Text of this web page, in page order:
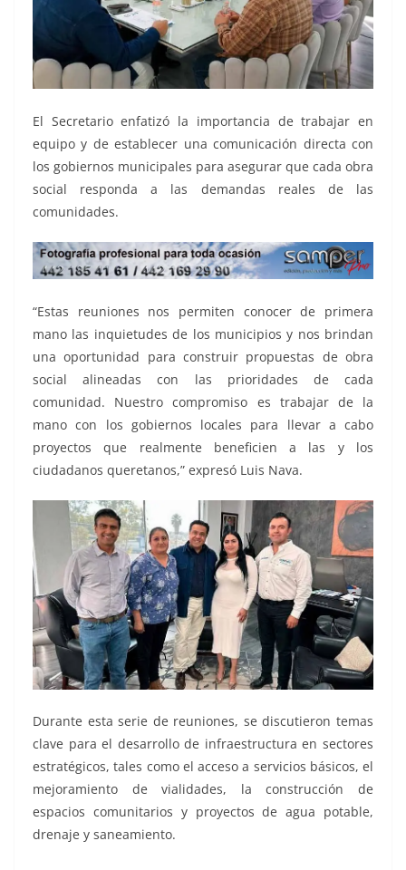
El Secretario enfatizó la importancia de trabajar en
equipo y de establecer una comunicación directa con
los gobiernos municipales para asegurar que cada obra
social responda a las demandas reales de las
comunidades.
“Estas reuniones nos permiten conocer de primera
mano las inquietudes de los municipios y nos brindan
una oportunidad para construir propuestas de obra
social alineadas con las prioridades de cada
comunidad. Nuestro compromiso es trabajar de la
mano con los gobiernos locales para llevar a cabo
proyectos que realmente beneficien a las y los
ciudadanos queretanos,” expresó Luis Nava.
Durante esta serie de reuniones, se discutieron temas
clave para el desarrollo de infraestructura en sectores
estratégicos, tales como el acceso a servicios básicos, el
mejoramiento de vialidades, la construcción de
espacios comunitarios y proyectos de agua potable,
drenaje y saneamiento.